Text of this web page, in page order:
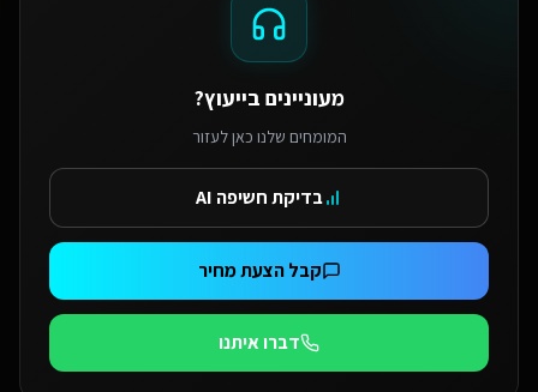
מעוניינים בייעוץ?
המומחים שלנו כאן לעזור
בדיקת חשיפה AI
קבל הצעת מחיר
דברו איתנו